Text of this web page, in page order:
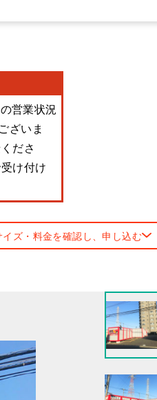
営業状況
ざいま
ださ
け付け
イズ・料金を確認し、申し込む